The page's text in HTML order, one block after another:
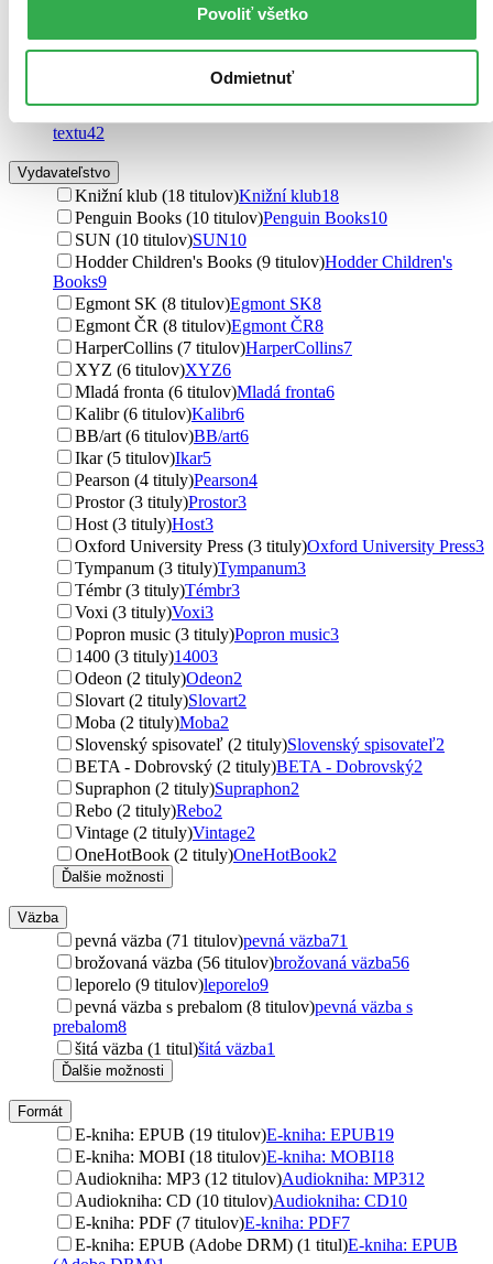
Povoliť všetko
Odmietnuť
Michal Šefara (1 titul)
Michal Šefara
Ďalšie možnosti
textu42
Vydavateľstvo
Knižní klub (18 titulov)Knižní klub18
Penguin Books (10 titulov)Penguin Books10
SUN (10 titulov)SUN10
Hodder Children's Books (9 titulov)Hodder Children's
Books9
Egmont SK (8 titulov)Egmont SK8
Egmont ČR (8 titulov)Egmont ČR8
HarperCollins (7 titulov)HarperCollins7
XYZ (6 titulov)XYZ6
Mladá fronta (6 titulov)Mladá fronta6
Kalibr (6 titulov)Kalibr6
BB/art (6 titulov)BB/art6
Ikar (5 titulov)Ikar5
Pearson (4 tituly)Pearson4
Prostor (3 tituly)Prostor3
Host (3 tituly)Host3
Oxford University Press (3 tituly)Oxford University Press3
Tympanum (3 tituly)Tympanum3
Témbr (3 tituly)Témbr3
Voxi (3 tituly)Voxi3
Popron music (3 tituly)Popron music3
1400 (3 tituly)14003
Odeon (2 tituly)Odeon2
Slovart (2 tituly)Slovart2
Moba (2 tituly)Moba2
Slovenský spisovateľ (2 tituly)Slovenský spisovateľ2
BETA - Dobrovský (2 tituly)BETA - Dobrovský2
Supraphon (2 tituly)Supraphon2
Rebo (2 tituly)Rebo2
Vintage (2 tituly)Vintage2
OneHotBook (2 tituly)OneHotBook2
Ďalšie možnosti
Väzba
pevná väzba (71 titulov)pevná väzba71
brožovaná väzba (56 titulov)brožovaná väzba56
leporelo (9 titulov)leporelo9
pevná väzba s prebalom (8 titulov)pevná väzba s
prebalom8
šitá väzba (1 titul)šitá väzba1
Ďalšie možnosti
Formát
E-kniha: EPUB (19 titulov)E-kniha: EPUB19
E-kniha: MOBI (18 titulov)E-kniha: MOBI18
Audiokniha: MP3 (12 titulov)Audiokniha: MP312
Audiokniha: CD (10 titulov)Audiokniha: CD10
E-kniha: PDF (7 titulov)E-kniha: PDF7
E-kniha: EPUB (Adobe DRM) (1 titul)E-kniha: EPUB